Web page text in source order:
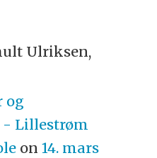
Ulriksen,
og
Lillestrøm
on 14. mars